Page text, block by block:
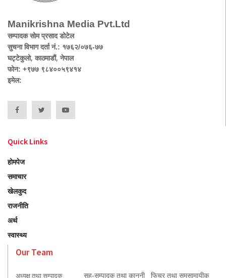
Manikrishna Media Pvt.Ltd
सम्पादक सोम प्रसाद डोटेल
सुचना विभाग दर्ता नं.: १७६२/०७६-७७
घट्टेकुलो, काठमाडौं, नेपाल
फोन: +९७७ ९८४००५९४१४
इमेल:
Quick Links
होमपेज
समाचार
खेलकुद
राजनीति
अर्थ
स्वास्थ्य
Our Team
अध्यक्ष तथा सम्पादक सह-सम्पादक तथा कानुनी फिचर तथा समसामायीक